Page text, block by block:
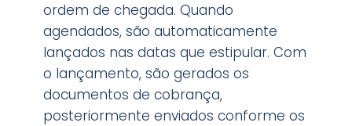
ordem de chegada. Quando
agendados, são automaticamente
lançados nas datas que estipular. Com
o lançamento, são gerados os
documentos de cobrança,
posteriormente enviados conforme os